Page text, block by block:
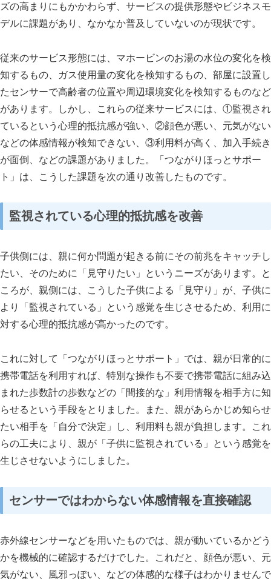
ズの高まりにもかかわらず、サービスの提供形態やビジネスモ
デルに課題があり、なかなか普及していないのが現状です。
従来のサービス形態には、マホービンのお湯の水位の変化を検
知するもの、ガス使用量の変化を検知するもの、部屋に設置し
たセンサーで高齢者の位置や周辺環境変化を検知するものなど
があります。しかし、これらの従来サービスには、①監視され
ているという心理的抵抗感が強い、②顔色が悪い、元気がない
などの体感情報が検知できない、③利用料が高く、加入手続き
が面倒、などの課題がありました。「つながりほっとサポー
ト」は、こうした課題を次の通り改善したものです。
監視されている心理的抵抗感を改善
子供側には、親に何か問題が起きる前にその前兆をキャッチし
たい、そのために「見守りたい」というニーズがあります。と
ころが、親側には、こうした子供による「見守り」が、子供に
より「監視されている」という感覚を生じさせるため、利用に
対する心理的抵抗感が高かったのです。
これに対して「つながりほっとサポート」では、親が日常的に
携帯電話を利用すれば、特別な操作も不要で携帯電話に組み込
まれた歩数計の歩数などの「間接的な」利用情報を相手方に知
らせるという手段をとりました。また、親があらかじめ知らせ
たい相手を「自分で決定」し、利用料も親が負担します。これ
らの工夫により、親が「子供に監視されている」という感覚を
生じさせないようにしました。
センサーではわからない体感情報を直接確認
赤外線センサーなどを用いたものでは、親が動いているかどう
かを機械的に確認するだけでした。これだと、顔色が悪い、元
気がない、風邪っぽい、などの体感的な様子はわかりませんで